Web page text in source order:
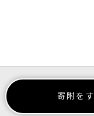
寄附を